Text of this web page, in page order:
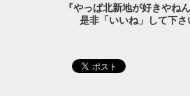
『やっぱ北新地が好きやね
是非「いいね」して下